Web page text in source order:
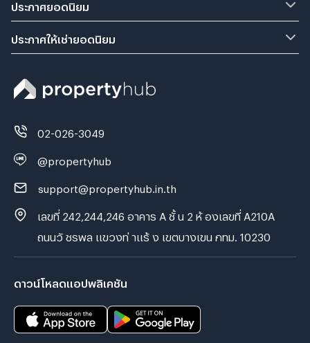
ประกาศยอดนิยม
ประกาศให้เช่ายอดนิยม
02-026-3049
@propertyhub
support@propertyhub.in.th
เลขที่ 242,244,246 อาคาร A ชั้ น 2 ห้ องเลขที่ A210A
ถนนวั ชรพล แขวงท่ าแร้ ง เขตบางเขน กทม. 10230
ดาวน์โหลดแอปพลิเคชัน